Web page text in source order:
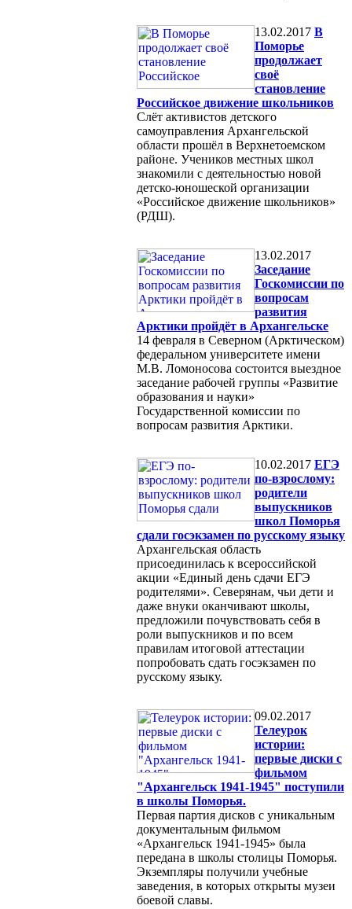
13.02.2017 В
Поморье
продолжает
своё
становление
Российское движение школьников
Слёт активистов детского
самоуправления Архангельской
области прошёл в Верхнетоемском
районе. Учеников местных школ
знакомили с деятельностью новой
детско-юношеской организации
«Российское движение школьников»
(РДШ).
13.02.2017
Заседание
Госкомиссии по
вопросам
развития
Арктики пройдёт в Архангельске
14 февраля в Северном (Арктическом)
федеральном университете имени
М.В. Ломоносова состоится выездное
заседание рабочей группы «Развитие
образования и науки»
Государственной комиссии по
вопросам развития Арктики.
10.02.2017 ЕГЭ
по-взрослому:
родители
выпускников
школ Поморья
сдали госэкзамен по русскому языку
Архангельская область
присоединилась к всероссийской
акции «Единый день сдачи ЕГЭ
родителями». Северянам, чьи дети и
даже внуки оканчивают школы,
предложили почувствовать себя в
роли выпускников и по всем
правилам итоговой аттестации
попробовать сдать госэкзамен по
русскому языку.
09.02.2017
Телеурок
истории:
первые диски с
фильмом
"Архангельск 1941-1945" поступили
в школы Поморья.
Первая партия дисков с уникальным
документальным фильмом
«Архангельск 1941-1945» была
передана в школы столицы Поморья.
Экземпляры получили учебные
заведения, в которых открыты музеи
боевой славы.